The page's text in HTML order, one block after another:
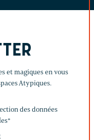
et magiques en vous
Atypiques.
des données
*